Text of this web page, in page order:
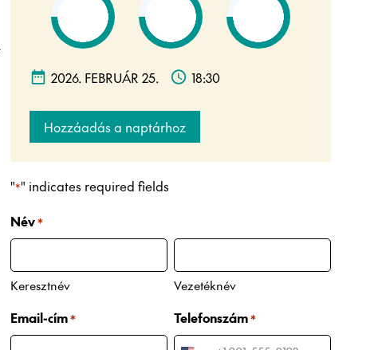
2026. FEBRUÁR 25. 18:30
Hozzáadás a naptárhoz
"*" indicates required fields
Név*
Keresztnév Vezetéknév
Email-cím* Telefonszám*